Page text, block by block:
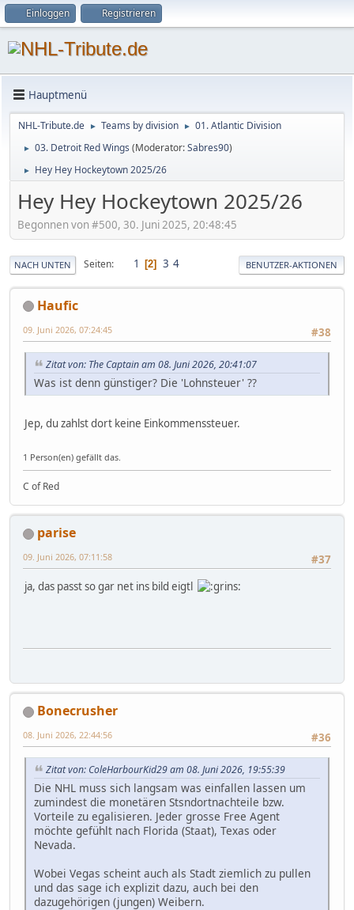
Einloggen Registrieren
Hauptmenü
NHL-Tribute.de ► Teams by division ► 01. Atlantic Division
► 03. Detroit Red Wings (Moderator:Sabres90)
► Hey Hey Hockeytown 2025/26
Hey Hey Hockeytown 2025/26
Begonnen von #500, 30. Juni 2025, 20:48:45
NACH UNTEN Seiten 1 2 3 4 BENUTZER-AKTIONEN
Haufic
#38
09. Juni 2026, 07:24:45
Zitat von: The Captain am 08. Juni 2026, 20:41:07
Was ist denn günstiger? Die 'Lohnsteuer' ??
Jep, du zahlst dort keine Einkommenssteuer.
1 Person(en) gefällt das.
C of Red
parise
#37
09. Juni 2026, 07:11:58
ja, das passt so gar net ins bild eigtl
Bonecrusher
#36
08. Juni 2026, 22:44:56
Zitat von: ColeHarbourKid29 am 08. Juni 2026, 19:55:39
Die NHL muss sich langsam was einfallen lassen um
zumindest die monetären Stsndortnachteile bzw.
Vorteile zu egalisieren. Jeder grosse Free Agent
möchte gefühlt nach Florida (Staat), Texas oder
Nevada.
Wobei Vegas scheint auch als Stadt ziemlich zu pullen
und das sage ich explizit dazu, auch bei den
dazugehörigen (jungen) Weibern.